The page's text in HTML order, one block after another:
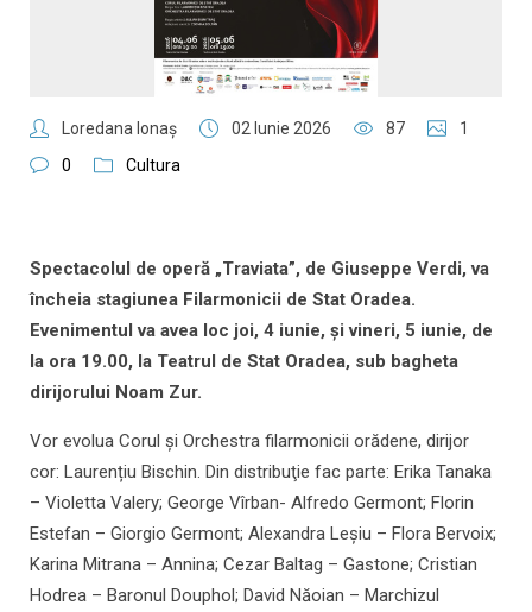
Loredana Ionaş 02 Iunie 2026 87
1
0
Cultura
Spectacolul de operă „Traviata”, de Giuseppe Verdi, va
încheia stagiunea Filarmonicii de Stat Oradea.
Evenimentul va avea loc joi, 4 iunie, și vineri, 5 iunie, de
la ora 19.00, la Teatrul de Stat Oradea, sub bagheta
dirijorului Noam Zur.
Vor evolua Corul și Orchestra filarmonicii orădene, dirijor
cor: Laurențiu Bischin. Din distribuţie fac parte: Erika Tanaka
– Violetta Valery; George Vîrban- Alfredo Germont; Florin
Estefan – Giorgio Germont; Alexandra Leșiu – Flora Bervoix;
Karina Mitrana – Annina; Cezar Baltag – Gastone; Cristian
Hodrea – Baronul Douphol; David Năoian – Marchizul